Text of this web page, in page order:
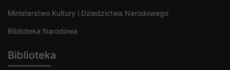
Ministerstwo Kultury i Dziedzictwa Narodowego
Biblioteka Narodowa
Biblioteka